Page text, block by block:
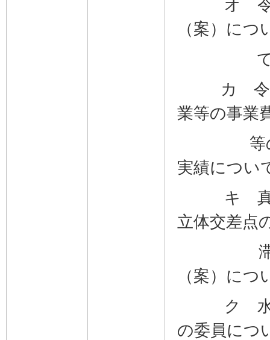
オ 令和
（案）につ
カ 令和
業等の事業
等の負
実績につい
キ 真鶴
立体交差点
滞解消
（案）につ
ク 水道
の委員につ